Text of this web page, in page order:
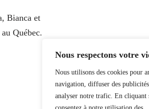
Nous respectons votre
Nous utilisons des cookies pour
navigation, diffuser des
analyser notre trafic. En cliquant
Bianca et
Québec.